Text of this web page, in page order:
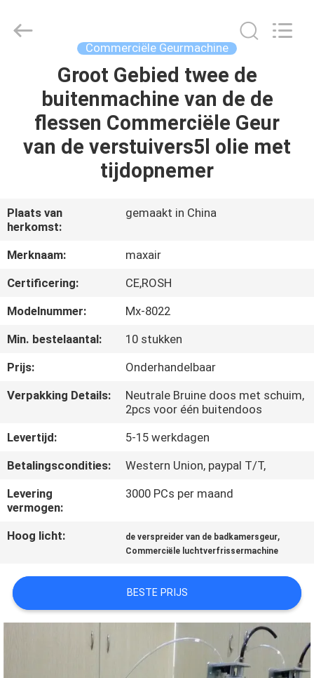
PRODUCTEN
FABRIEKSREIS
KWALITEITSCONTROLE
CONTACTEER
ONS
VERZOEK
CITAAT
SHOPPING
ONLINE
PRIVACY
POLICY
Industrial
Commerciële Geurmachine
Groot Gebied twee de
buitenmachine van de de
flessen Commerciële Geur
van de verstuivers5l olie met
tijdopnemer
Plaats van
herkomst:
gemaakt in China
Merknaam:
maxair
Certificering:
CE,ROSH
Modelnummer:
Mx-8022
Min. bestelaantal:
10 stukken
Prijs:
Onderhandelbaar
Verpakking Details:
Neutrale Bruine doos met schuim,
2pcs voor één buitendoos
Levertijd:
5-15 werkdagen
Betalingscondities:
Western Union, paypal T/T,
Levering
vermogen:
3000 PCs per maand
Hoog licht: de verspreider van de badkamersgeur,
Commerciële luchtverfrissermachine
BESTE PRIJS